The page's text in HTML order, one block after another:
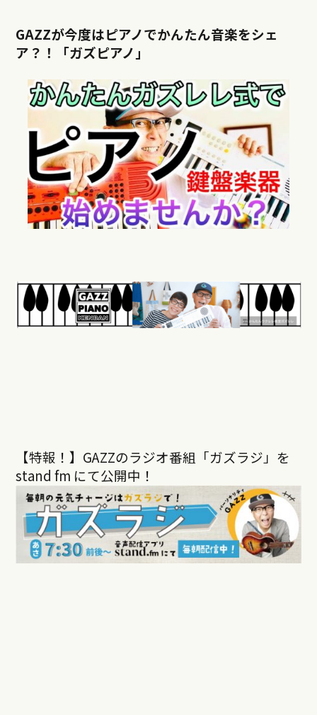
GAZZが今度はピアノでかんたん音楽をシェ
ア？！「ガズピアノ」
【特報！】GAZZのラジオ番組「ガズラジ」を
stand fm にて公開中！